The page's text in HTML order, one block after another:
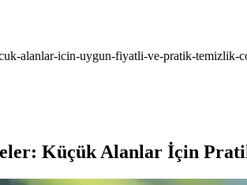
alanlar-icin-uygun-fiyatli-ve-pratik-temizlik-
Küçük Alanlar İçin